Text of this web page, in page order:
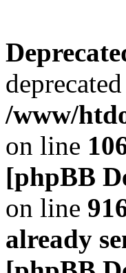
/www/
on line
[phpBB
on line
already